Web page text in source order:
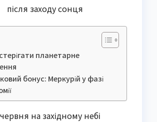
після заходу сонця
планетарне
бонус: Меркурій у фазі
на західному небі